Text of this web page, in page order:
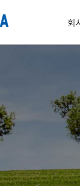
회